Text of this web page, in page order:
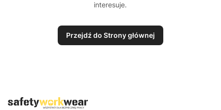
interesuje.
Przejdź do Strony głównej